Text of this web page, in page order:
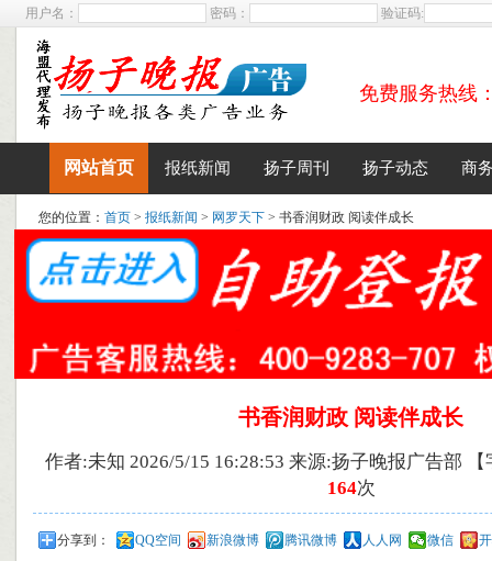
用户名： 密码： 验证码:
免费服务热线
网站首页 报纸新闻 扬子周刊 扬子动态 商
您的位置： 首页 > 报纸新闻 > 网罗天下 > 书香润财政 阅读伴成长
书香润财政 阅读伴成长
作者:未知 2026/5/15 16:28:53 来源:扬子晚报广告部
164次
分享到： QQ空间 新浪微博 腾讯微博 人人网 微信